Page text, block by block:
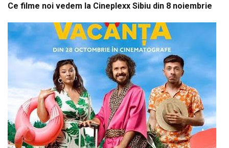
Ce filme noi vedem la Cineplexx Sibiu din 8 noiembrie